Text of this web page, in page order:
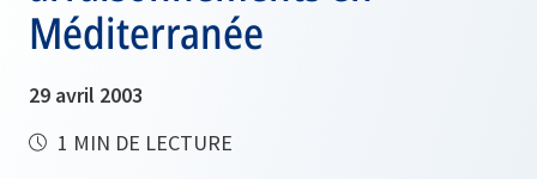
Méditerranée
29 avril 2003
1 MIN DE LECTURE